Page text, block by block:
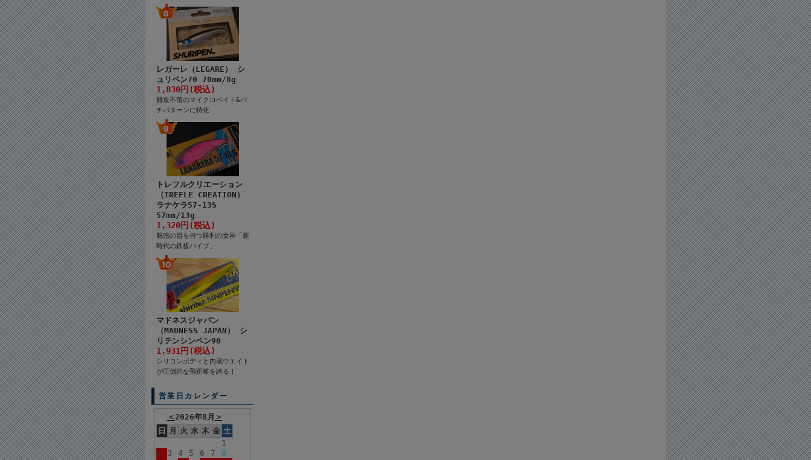
レガーレ（LEGARE） シ
ュリペン70 70mm/8g
1,830円(税込)
難攻不落のマイクロベイト&バ
チパターンに特化
トレフルクリエーション
（TREFLE CREATION）
ラナケラ57-13S
57mm/13g
1,320円(税込)
魅惑の目を持つ勝利の女神「新
時代の鉄板バイブ」
マドネスジャパン
（MADNESS JAPAN） シ
リテンシンペン90
1,931円(税込)
シリコンボディと内蔵ウエイト
が圧倒的な飛距離を誇る！
営業日カレンダー
＜ 2026年8月 ＞
日
月 火 水 木 金 土
1
2
3 4 5 6 7
8